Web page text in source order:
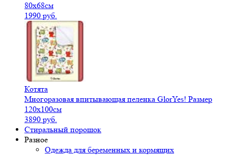
80х68см
1990 руб.
Котята
Многоразовая впитывающая пеленка GlorYes! Размер
120х100см
3890 руб.
Стиральный порошок
Разное
Одежда для беременных и кормящих